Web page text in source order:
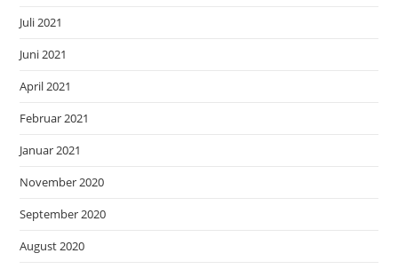
Juli 2021
Juni 2021
April 2021
Februar 2021
Januar 2021
November 2020
September 2020
August 2020